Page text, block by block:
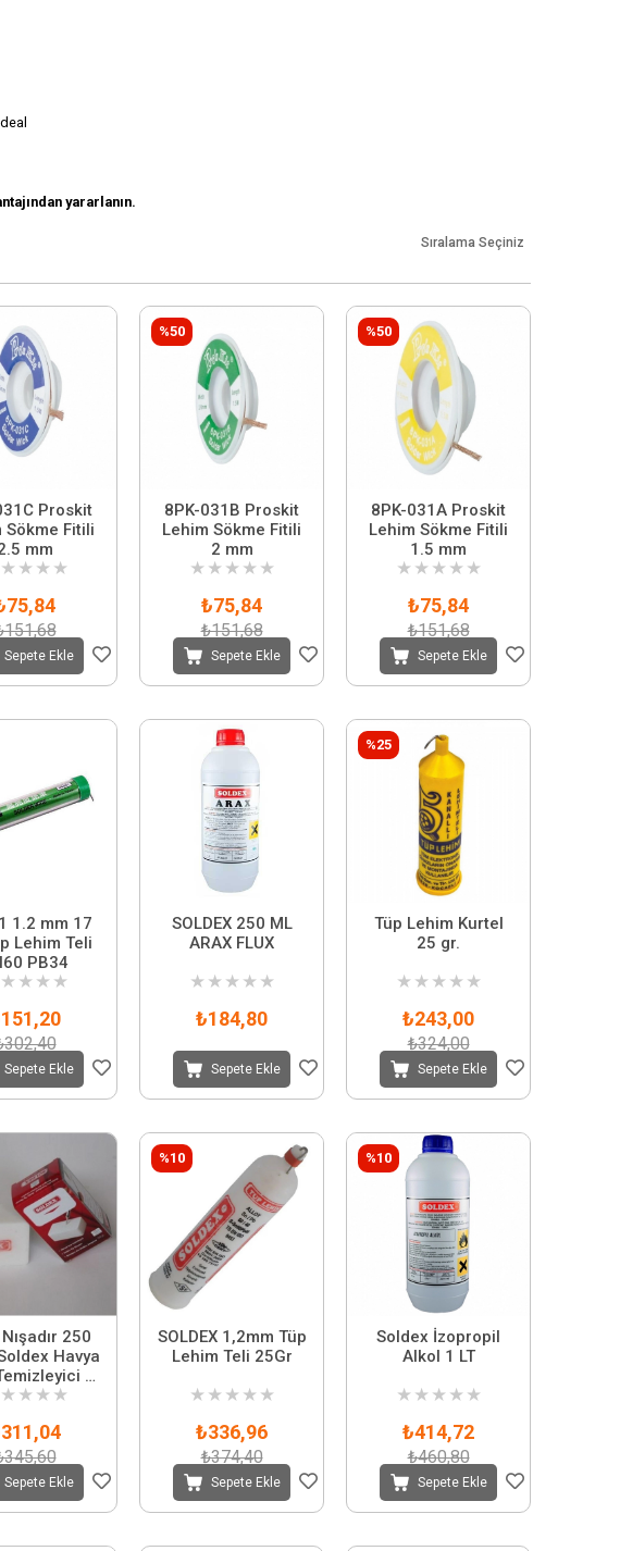
yararlanın.
Sıralama Seçiniz
Proskit
Sökme Fitili
mm
★ ★ ★ ★
Sepete Ekle
8PK-031B Proskit
Lehim Sökme Fitili
2 mm
★ ★ ★ ★ ★
₺75,84
₺151,68
Sepete Ekle
%50
8PK-031A Proskit
Lehim Sökme Fitili
1.5 mm
★ ★ ★ ★ ★
₺75,84
₺151,68
Sepete Ekle
%50
1.2 mm 17
Lehim Teli
PB34
★ ★ ★ ★
Sepete Ekle
SOLDEX 250 ML
ARAX FLUX
★ ★ ★ ★ ★
₺184,80
Sepete Ekle
Tüp Lehim Kurtel
25 gr.
★ ★ ★ ★ ★
₺243,00
₺324,00
Sepete Ekle
%25
250
Havya
-
Nışadır
★ ★ ★ ★
Sepete Ekle
SOLDEX 1,2mm Tüp
Lehim Teli 25Gr
★ ★ ★ ★ ★
₺336,96
₺374,40
Sepete Ekle
%10
Soldex İzopropil
Alkol 1 LT
★ ★ ★ ★ ★
₺414,72
₺460,80
Sepete Ekle
%10